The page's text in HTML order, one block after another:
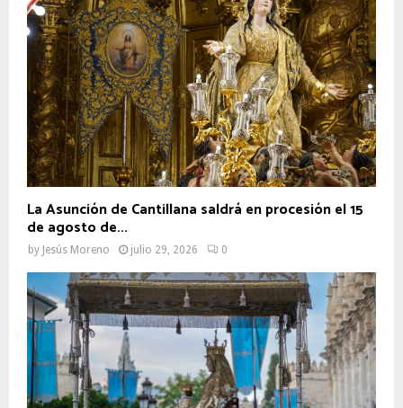
La Asunción de Cantillana saldrá en procesión el 15
de agosto de...
by Jesús Moreno julio 29, 2026 0